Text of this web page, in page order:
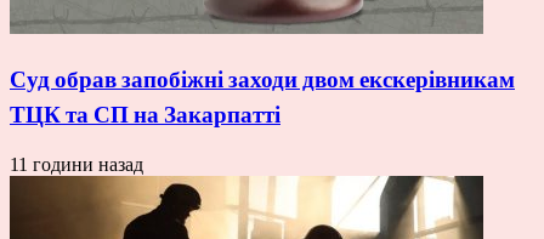
Суд обрав запобіжні заходи двом екскерівникам
ТЦК та СП на Закарпатті
11 години назад